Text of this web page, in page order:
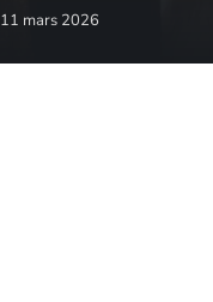
11 mars 2026